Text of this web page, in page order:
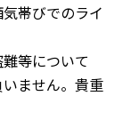
帯びでのライ
等について
ません。貴重